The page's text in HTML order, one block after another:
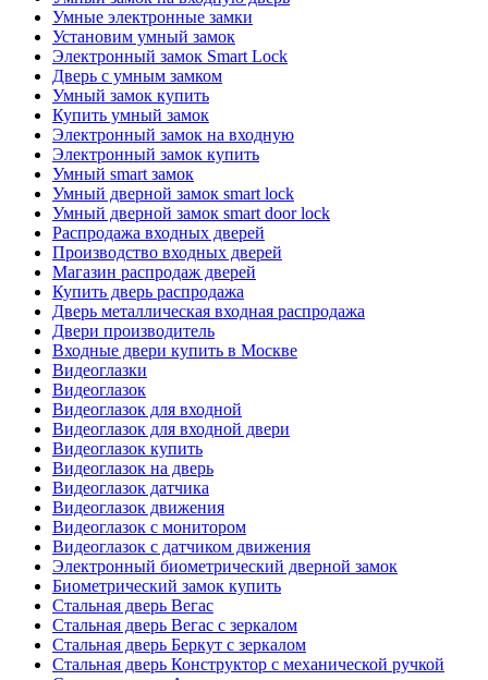
Умные электронные замки
Установим умный замок
Электронный замок Smart Lock
Дверь с умным замком
Умный замок купить
Купить умный замок
Электронный замок на входную
Электронный замок купить
Умный smart замок
Умный дверной замок smart lock
Умный дверной замок smart door lock
Распродажа входных дверей
Производство входных дверей
Магазин распродаж дверей
Купить дверь распродажа
Дверь металлическая входная распродажа
Двери производитель
Входные двери купить в Москве
Видеоглазки
Видеоглазок
Видеоглазок для входной
Видеоглазок для входной двери
Видеоглазок купить
Видеоглазок на дверь
Видеоглазок датчика
Видеоглазок движения
Видеоглазок с монитором
Видеоглазок с датчиком движения
Электронный биометрический дверной замок
Биометрический замок купить
Стальная дверь Вегас
Стальная дверь Вегас с зеркалом
Стальная дверь Беркут с зеркалом
Стальная дверь Конструктор с механической ручкой